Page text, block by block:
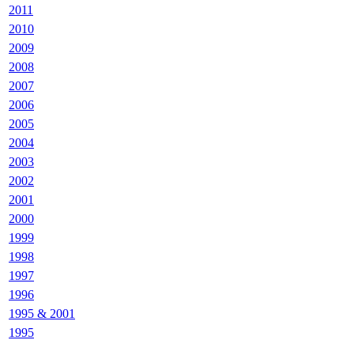
2011
2010
2009
2008
2007
2006
2005
2004
2003
2002
2001
2000
1999
1998
1997
1996
1995 & 2001
1995